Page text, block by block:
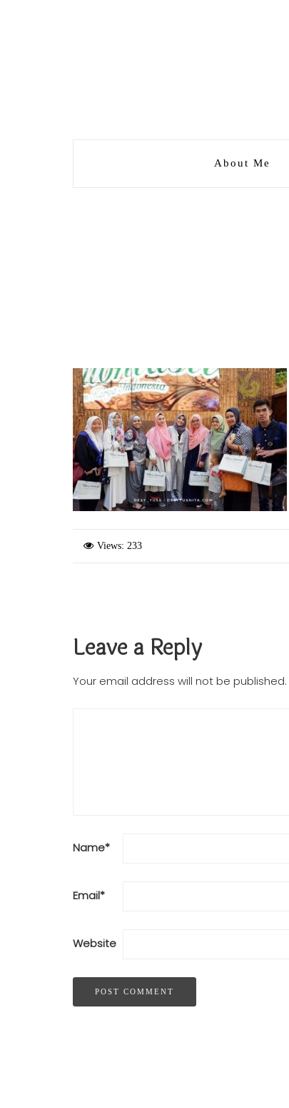
About Me
Views: 233
Leave a Reply
Your email address will not be published.
Name*
Email*
Website